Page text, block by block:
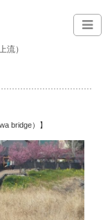
流）
bridge）】